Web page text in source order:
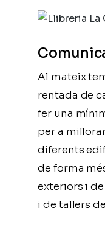
Al mateix
rentada de
fer una
per a
diferents
de forma
exteriors i
i de tallers